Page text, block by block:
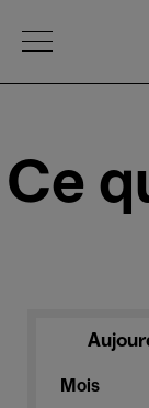
Open Menu
Ce
Mois